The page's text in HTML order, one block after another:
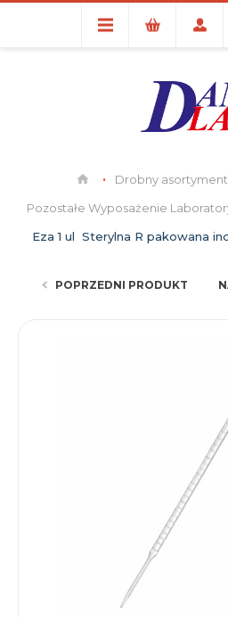
Drobny
Pozostałe Wyposażenie
Eza 1 ul Sterylna R pakowana
POPRZEDNI PRODUKT